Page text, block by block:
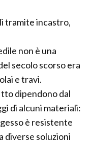
tramite incastro,
non è una
secolo scorso era
e travi.
dipendono dal
di alcuni materiali:
è resistente
diverse soluzioni